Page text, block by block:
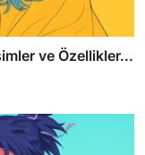
ve Özellikler...